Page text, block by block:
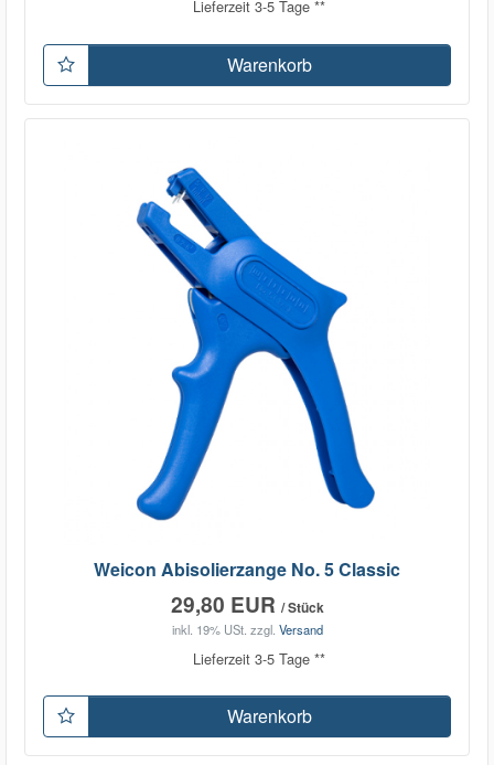
Lieferzeit 3-5 Tage **
Warenkorb
Weicon Abisolierzange No. 5 Classic
29,80 EUR / Stück
inkl. 19% USt. zzgl. Versand
Lieferzeit 3-5 Tage **
Warenkorb